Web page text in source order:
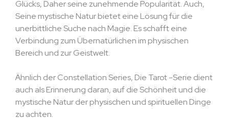
Glücks, Daher seine zunehmende Popularität. Auch,
Seine mystische Natur bietet eine Lösung für die
unerbittliche Suche nach Magie. Es schafft eine
Verbindung zum Übernatürlichen im physischen
Bereich und zur Geistwelt.
Ähnlich der Constellation Series, Die Tarot -Serie dient
auch als Erinnerung daran, auf die Schönheit und die
mystische Natur der physischen und spirituellen Dinge
zu achten.